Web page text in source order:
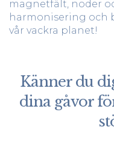
magnetfält, noder
harmonisering och
vår vackra planet!
Känner du
dina gåvor